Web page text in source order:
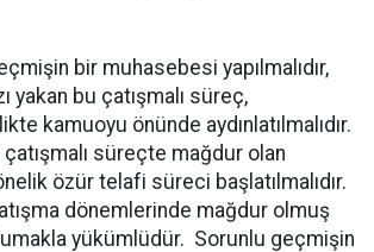
bir muhasebesi yapılmalıdır,
yakan bu çatışmalı süreç,
kamuoyu önünde aydınlatılmalıdır.
süreçte mağdur olan
özür telafi süreci başlatılmalıdır.
dönemlerinde mağdur olmuş
yükümlüdür. Sorunlu geçmişin